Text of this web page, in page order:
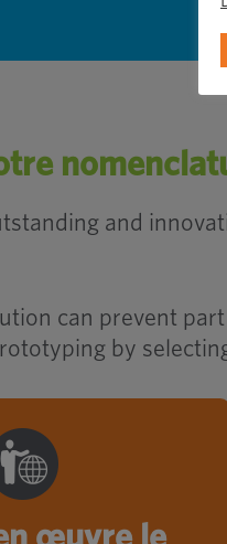
and
can prevent
by
disponibles
de dimensions
à vos besoins.